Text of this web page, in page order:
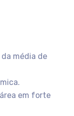
média de
em forte